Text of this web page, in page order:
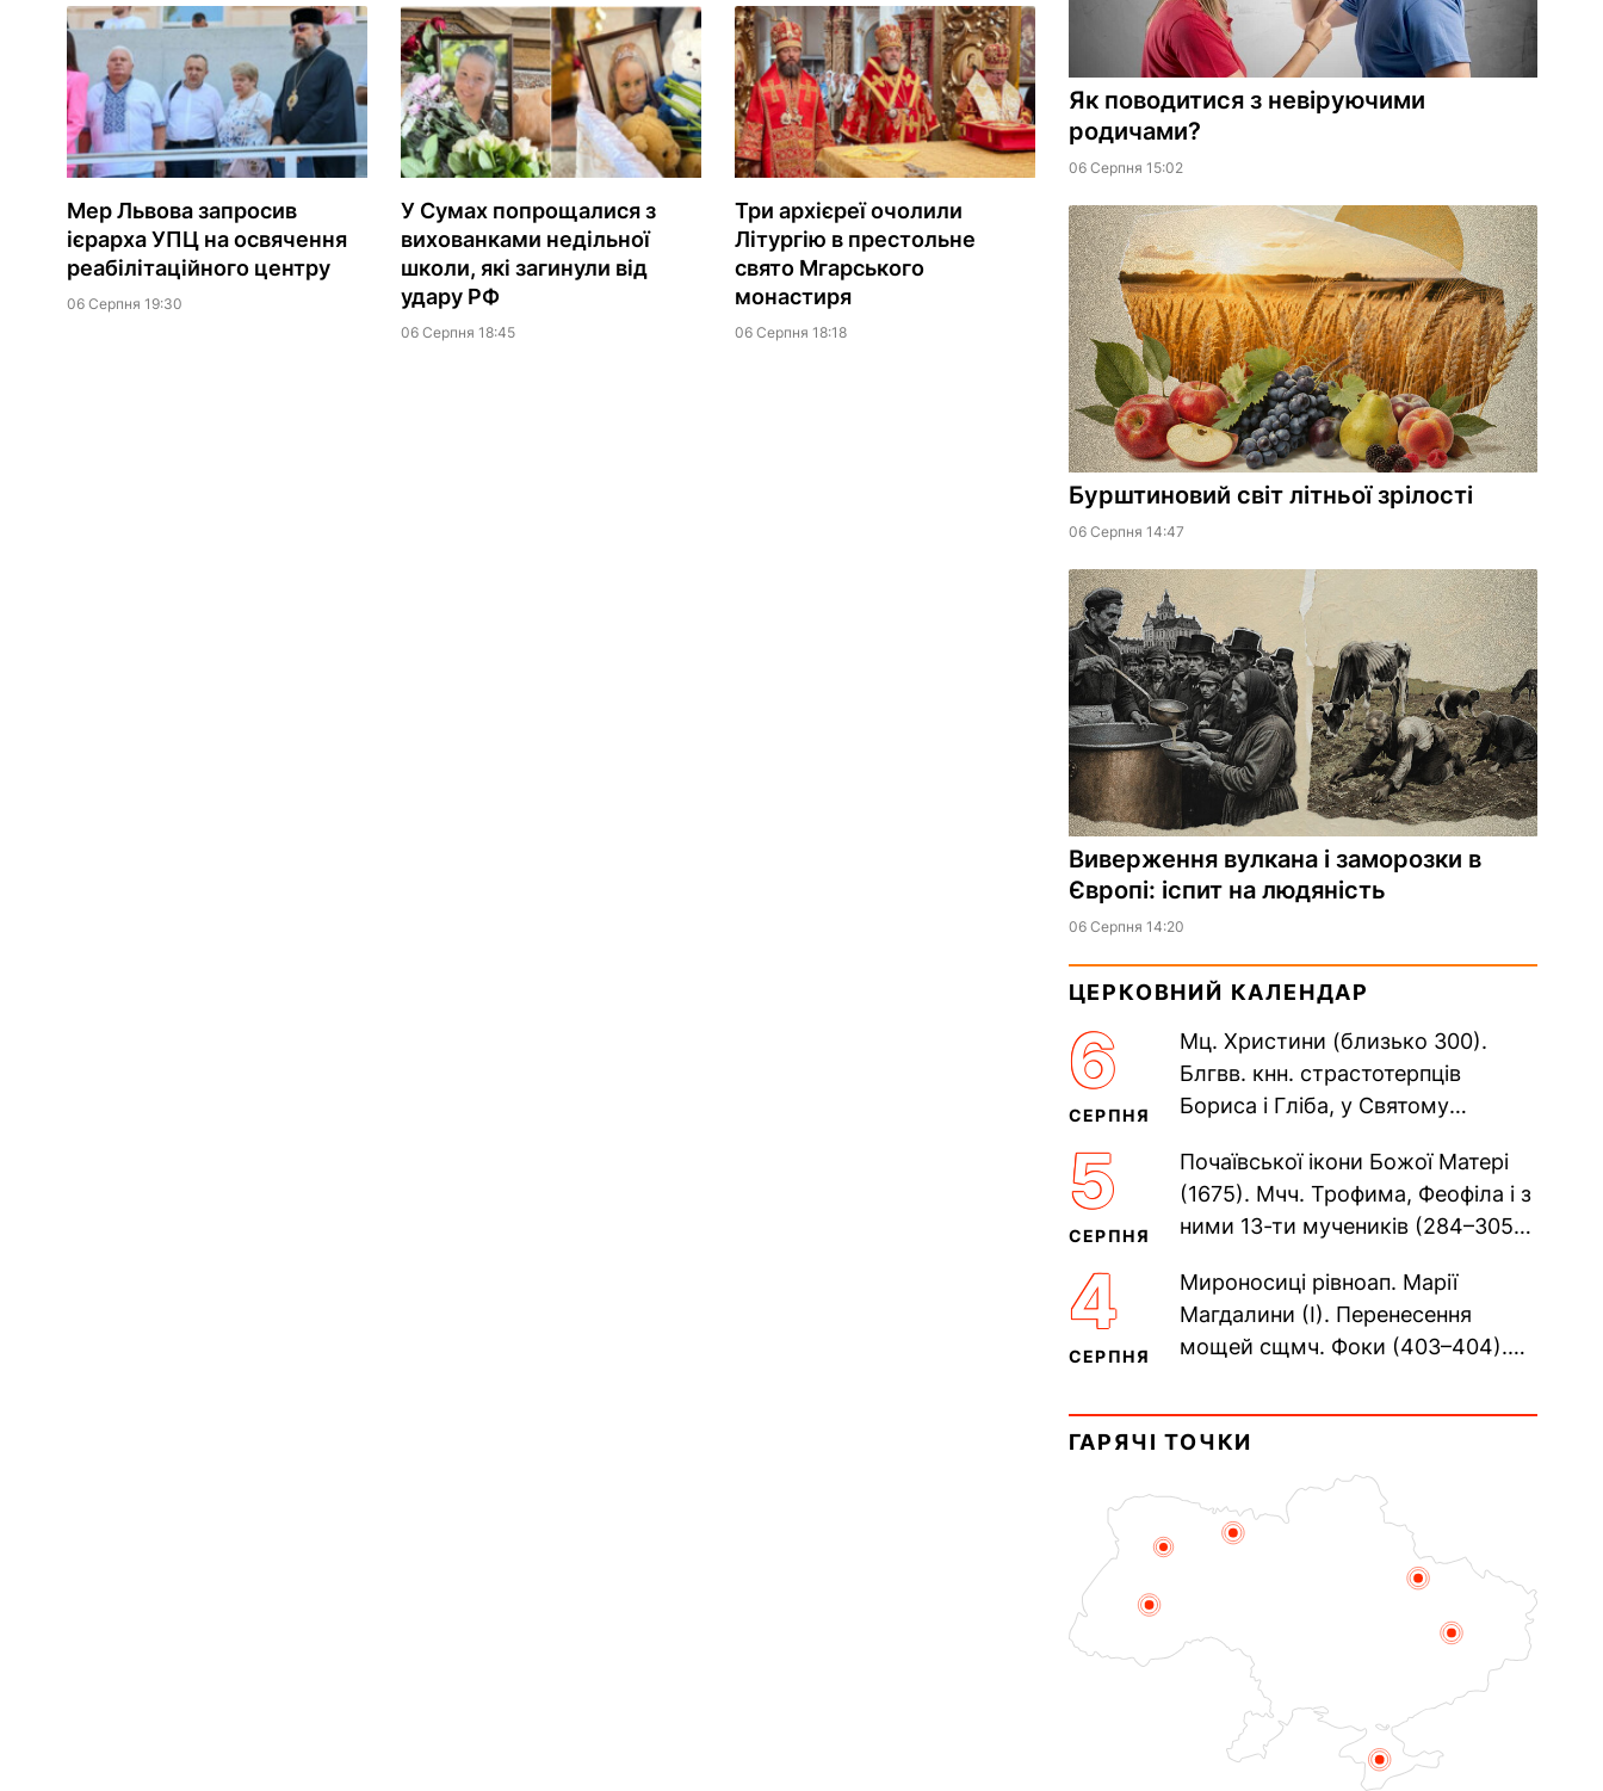
Мер Львова запросив
ієрарха УПЦ на освячення
реабілітаційного центру
06 Серпня 19:30
У Сумах попрощалися з
вихованками недільної
школи, які загинули від
удару РФ
06 Серпня 18:45
Три архієреї очолили
Літургію в престольне
свято Мгарського
монастиря
06 Серпня 18:18
Як поводитися з невіруючими
родичами?
06 Серпня 15:02
Бурштиновий світ літньої зрілості
06 Серпня 14:47
Виверження вулкана і заморозки в
Європі: іспит на людяність
06 Серпня 14:20
ЦЕРКОВНИЙ КАЛЕНДАР
6
СЕРПНЯ
Мц. Христини (близько 300).
Блгвв. кнн. страстотерпців
Бориса і Гліба, у Святому
Прп. Полікарпа, архімандрита...
5
СЕРПНЯ
Почаївської ікони Божої Матері
(1675). Мчч. Трофима, Феофіла і з
ними 13-ти мучеників (284–305).
Равенійського (близько 75)....
4
СЕРПНЯ
Мироносиці рівноап. Марії
Магдалини (I). Перенесення
мощей сщмч. Фоки (403–404).
(1693). Сщмч. Михаїла
Накарякова...
ГАРЯЧІ ТОЧКИ